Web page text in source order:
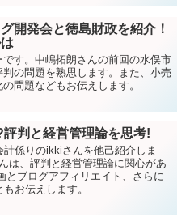
開発会と徳島財政を紹介！
す。中嶋拓朗さんの前回の水俣市
の問題を熟思します。また、小売
問題などもお伝えします。
判と経営管理論を思考!
係りのikkiさんを他己紹介しま
は、評判と経営管理論に関心があ
とブログアフィリエイト、さらに
お伝えします。